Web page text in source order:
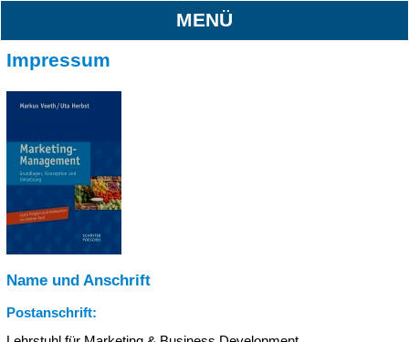
MENÜ
Impressum
Name und Anschrift
Postanschrift: